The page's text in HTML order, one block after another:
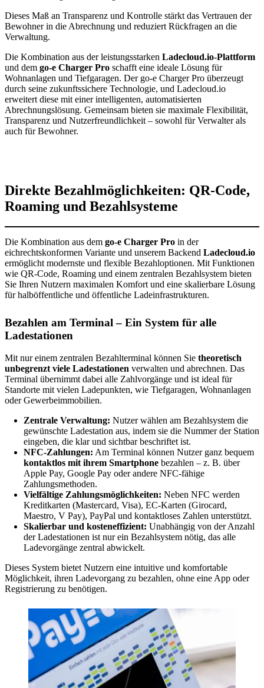
Dieses Maß an Transparenz und Kontrolle stärkt das Vertrauen der
Bewohner in die Abrechnung und reduziert Rückfragen an die
Verwaltung.
Die Kombination aus der leistungsstarken Ladecloud.io-Plattform
und dem go-e Charger Pro schafft eine ideale Lösung für
Wohnanlagen und Tiefgaragen. Der go-e Charger Pro überzeugt
durch seine zukunftssichere Technologie, und Ladecloud.io
erweitert diese mit einer intelligenten, automatisierten
Abrechnungslösung. Gemeinsam bieten sie maximale Flexibilität,
Transparenz und Nutzerfreundlichkeit – sowohl für Verwalter als
auch für Bewohner.
Direkte Bezahlmöglichkeiten: QR-Code,
Roaming und Bezahlsysteme
Die Kombination aus dem go-e Charger Pro in der
eichrechtskonformen Variante und unserem Backend Ladecloud.io
ermöglicht modernste und flexible Bezahloptionen. Mit Funktionen
wie QR-Code, Roaming und einem zentralen Bezahlsystem bieten
Sie Ihren Nutzern maximalen Komfort und eine skalierbare Lösung
für halböffentliche und öffentliche Ladeinfrastrukturen.
Bezahlen am Terminal – Ein System für alle
Ladestationen
Mit nur einem zentralen Bezahlterminal können Sie theoretisch
unbegrenzt viele Ladestationen verwalten und abrechnen. Das
Terminal übernimmt dabei alle Zahlvorgänge und ist ideal für
Standorte mit vielen Ladepunkten, wie Tiefgaragen, Wohnanlagen
oder Gewerbeimmobilien.
Zentrale Verwaltung: Nutzer wählen am Bezahlsystem die
gewünschte Ladestation aus, indem sie die Nummer der Station
eingeben, die klar und sichtbar beschriftet ist.
NFC-Zahlungen: Am Terminal können Nutzer ganz bequem
kontaktlos mit ihrem Smartphone bezahlen – z. B. über
Apple Pay, Google Pay oder andere NFC-fähige
Zahlungsmethoden.
Vielfältige Zahlungsmöglichkeiten: Neben NFC werden
Kreditkarten (Mastercard, Visa), EC-Karten (Girocard,
Maestro, V Pay), PayPal und kontaktloses Zahlen unterstützt.
Skalierbar und kosteneffizient: Unabhängig von der Anzahl
der Ladestationen ist nur ein Bezahlsystem nötig, das alle
Ladevorgänge zentral abwickelt.
Dieses System bietet Nutzern eine intuitive und komfortable
Möglichkeit, ihren Ladevorgang zu bezahlen, ohne eine App oder
Registrierung zu benötigen.